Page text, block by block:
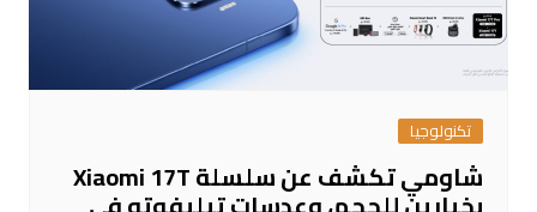
تكنولوجيا
شاومي تكشف عن سلسلة Xiaomi 17T